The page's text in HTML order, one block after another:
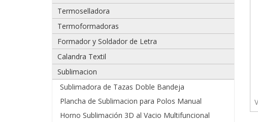
Adjuntar imágenes de problema:
Termoselladora
Termoformadoras
Formador y Soldador de Letra
Calandra Textil
Sublimacion
Sublimadora de Tazas Doble Bandeja
Plancha de Sublimacion para Polos Manual
Horno Sublimación 3D al Vacio Multifuncional